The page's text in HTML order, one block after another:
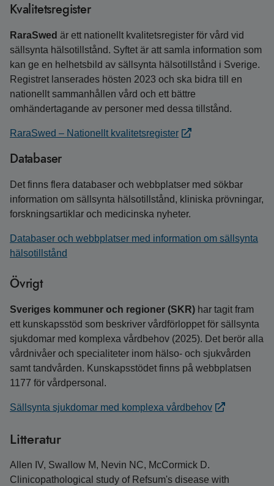
Kvalitetsregister
RaraSwed är ett nationellt kvalitetsregister för vård vid
sällsynta hälsotillstånd. Syftet är att samla information som
kan ge en helhetsbild av sällsynta hälsotillstånd i Sverige.
Registret lanserades hösten 2023 och ska bidra till en
nationellt sammanhållen vård och ett bättre
omhändertagande av personer med dessa tillstånd.
RaraSwed – Nationellt kvalitetsregister
Databaser
Det finns flera databaser och webbplatser med sökbar
information om sällsynta hälsotillstånd, kliniska prövningar,
forskningsartiklar och medicinska nyheter.
Databaser och webbplatser med information om sällsynta
hälsotillstånd
Övrigt
Sveriges kommuner och regioner (SKR) har tagit fram
ett kunskapsstöd som beskriver vårdförloppet för sällsynta
sjukdomar med komplexa vårdbehov (2025). Det berör alla
vårdnivåer och specialiteter inom hälso- och sjukvården
samt tandvården. Kunskapsstödet finns på webbplatsen
1177 för vårdpersonal.
Sällsynta sjukdomar med komplexa vårdbehov
Litteratur
Allen IV, Swallow M, Nevin NC, McCormick D.
Clinicopathological study of Refsum's disease with